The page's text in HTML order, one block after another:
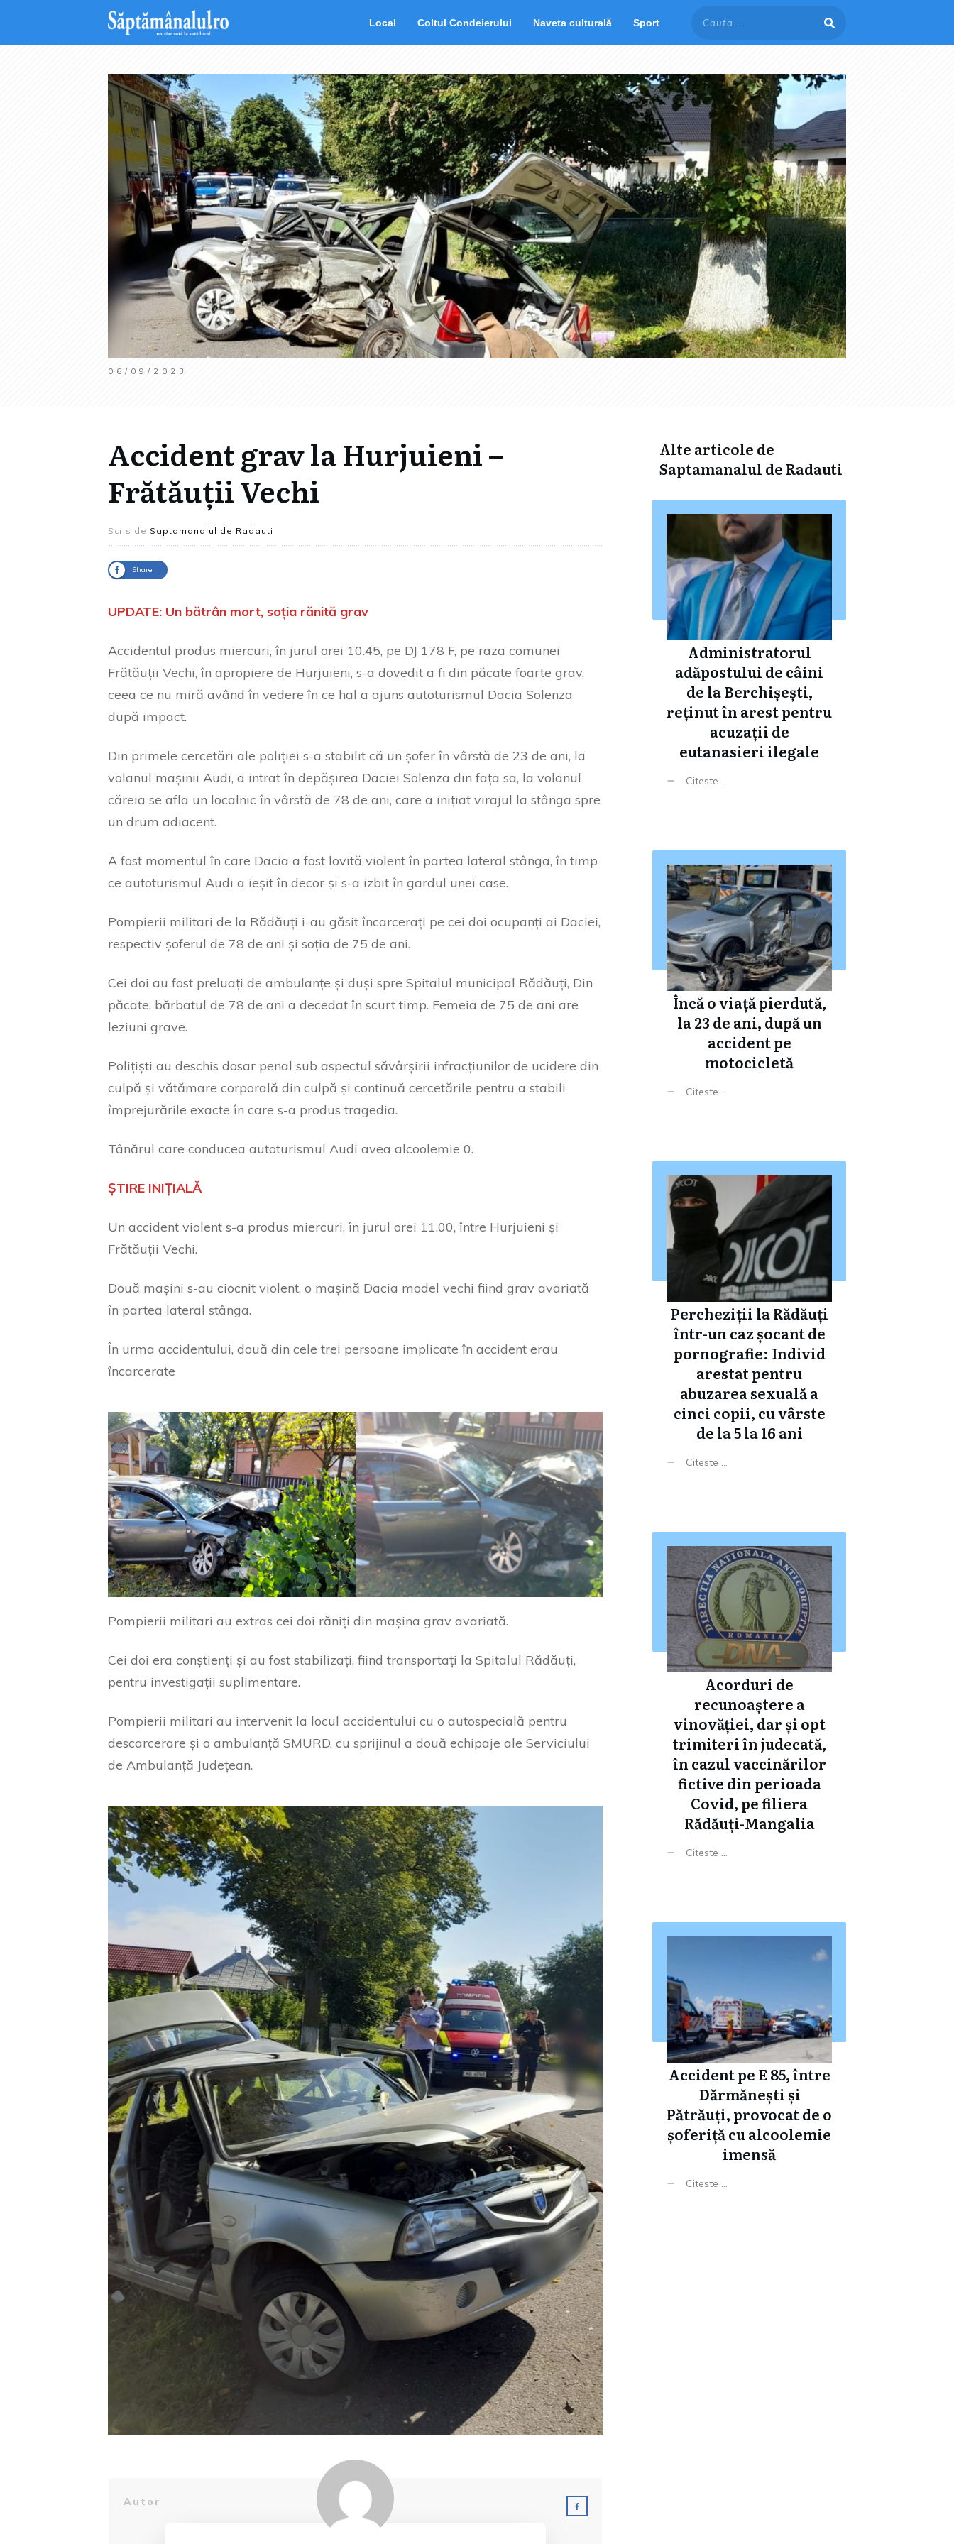
Local Coltul Condeierului Naveta culturală Sport
06/09/2023
Accident grav la Hurjuieni –
Frătăuții Vechi
Scris de Saptamanalul de Radauti
Share
UPDATE: Un bătrân mort, soția rănită grav
Accidentul produs miercuri, în jurul orei 10.45, pe DJ 178 F, pe raza comunei
Frătăuții Vechi, în apropiere de Hurjuieni, s-a dovedit a fi din păcate foarte grav,
ceea ce nu miră având în vedere în ce hal a ajuns autoturismul Dacia Solenza
după impact.
Din primele cercetări ale poliției s-a stabilit că un șofer în vârstă de 23 de ani, la
volanul mașinii Audi, a intrat în depășirea Daciei Solenza din fața sa, la volanul
căreia se afla un localnic în vârstă de 78 de ani, care a inițiat virajul la stânga spre
un drum adiacent.
A fost momentul în care Dacia a fost lovită violent în partea lateral stânga, în timp
ce autoturismul Audi a ieșit în decor și s-a izbit în gardul unei case.
Pompierii militari de la Rădăuți i-au găsit încarcerați pe cei doi ocupanți ai Daciei,
respectiv șoferul de 78 de ani și soția de 75 de ani.
Cei doi au fost preluați de ambulanțe și duși spre Spitalul municipal Rădăuți, Din
păcate, bărbatul de 78 de ani a decedat în scurt timp. Femeia de 75 de ani are
leziuni grave.
Polițiști au deschis dosar penal sub aspectul săvârșirii infracțiunilor de ucidere din
culpă și vătămare corporală din culpă și continuă cercetările pentru a stabili
împrejurările exacte în care s-a produs tragedia.
Tânărul care conducea autoturismul Audi avea alcoolemie 0.
ȘTIRE INIȚIALĂ
Un accident violent s-a produs miercuri, în jurul orei 11.00, între Hurjuieni și
Frătăuții Vechi.
Două mașini s-au ciocnit violent, o mașină Dacia model vechi fiind grav avariată
în partea lateral stânga.
În urma accidentului, două din cele trei persoane implicate în accident erau
încarcerate
Pompierii militari au extras cei doi răniți din mașina grav avariată.
Cei doi era conștienți și au fost stabilizați, fiind transportați la Spitalul Rădăuți,
pentru investigații suplimentare.
Pompierii militari au intervenit la locul accidentului cu o autospecială pentru
descarcerare și o ambulanță SMURD, cu sprijinul a două echipaje ale Serviciului
de Ambulanță Județean.
Autor
Alte articole de
Saptamanalul de Radauti
Administratorul
adăpostului de câini
de la Berchișești,
reținut în arest pentru
acuzații de
eutanasieri ilegale
Citeste ...
Încă o viață pierdută,
la 23 de ani, după un
accident pe
motocicletă
Citeste ...
Percheziții la Rădăuți
într-un caz șocant de
pornografie: Individ
arestat pentru
abuzarea sexuală a
cinci copii, cu vârste
de la 5 la 16 ani
Citeste ...
Acorduri de
recunoaștere a
vinovăției, dar și opt
trimiteri în judecată,
în cazul vaccinărilor
fictive din perioada
Covid, pe filiera
Rădăuți-Mangalia
Citeste ...
Accident pe E 85, între
Dărmănești și
Pătrăuți, provocat de o
șoferiță cu alcoolemie
imensă
Citeste ...